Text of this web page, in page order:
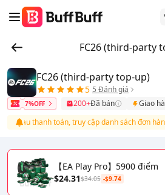
FC26 (third-party
FC26 (third-party top-up)
5 5 Đánh giá
7%OFF 200+Đã bán Giao
Sau thanh toán, truy cập danh sách đơn
【EA Play Pro】5900 điểm
$24.31$34.05 -$9.74